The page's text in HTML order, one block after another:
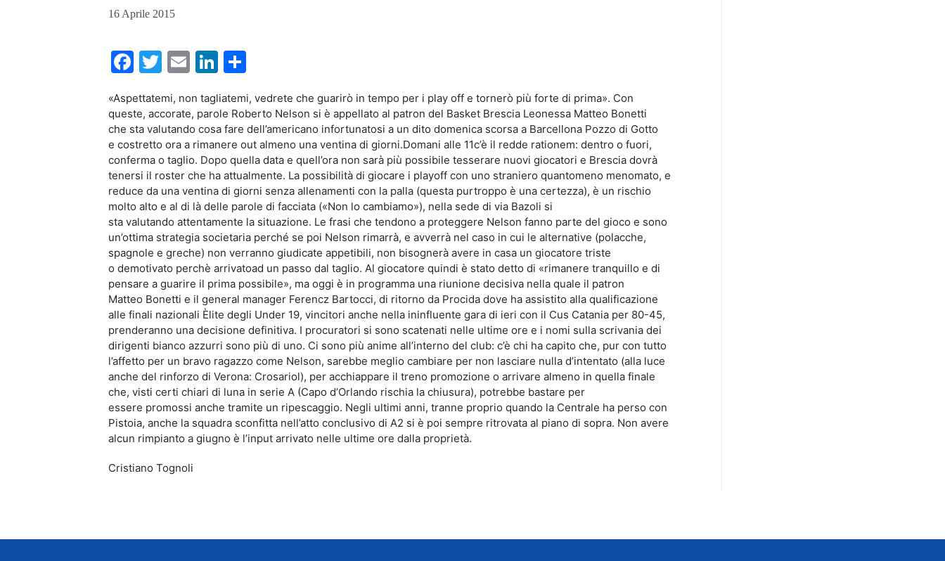
16 Aprile 2015
Facebook
Twitter
EmailLinkedIn
«Aspettatemi, non tagliatemi, vedrete che guarirò in tempo per i play off e tornerò più forte di prima». Con
queste, accorate, parole Roberto Nelson si è appellato al patron del Basket Brescia Leonessa Matteo Bonetti
che sta valutando cosa fare dell’americano infortunatosi a un dito domenica scorsa a Barcellona Pozzo di Gotto
e costretto ora a rimanere out almeno una ventina di giorni.Domani alle 11c’è il redde rationem: dentro o fuori,
conferma o taglio. Dopo quella data e quell’ora non sarà più possibile tesserare nuovi giocatori e Brescia dovrà
tenersi il roster che ha attualmente. La possibilità di giocare i playoff con uno straniero quantomeno menomato, e
reduce da una ventina di giorni senza allenamenti con la palla (questa purtroppo è una certezza), è un rischio
molto alto e al di là delle parole di facciata («Non lo cambiamo»), nella sede di via Bazoli si
sta valutando attentamente la situazione. Le frasi che tendono a proteggere Nelson fanno parte del gioco e sono
un’ottima strategia societaria perché se poi Nelson rimarrà, e avverrà nel caso in cui le alternative (polacche,
spagnole e greche) non verranno giudicate appetibili, non bisognerà avere in casa un giocatore triste
o demotivato perchè arrivatoad un passo dal taglio. Al giocatore quindi è stato detto di «rimanere tranquillo e di
pensare a guarire il prima possibile», ma oggi è in programma una riunione decisiva nella quale il patron
Matteo Bonetti e il general manager Ferencz Bartocci, di ritorno da Procida dove ha assistito alla qualificazione
alle finali nazionali Èlite degli Under 19, vincitori anche nella ininfluente gara di ieri con il Cus Catania per 80-45,
prenderanno una decisione definitiva. I procuratori si sono scatenati nelle ultime ore e i nomi sulla scrivania dei
dirigenti bianco azzurri sono più di uno. Ci sono più anime all’interno del club: c’è chi ha capito che, pur con tutto
l’affetto per un bravo ragazzo come Nelson, sarebbe meglio cambiare per non lasciare nulla d’intentato (alla luce
anche del rinforzo di Verona: Crosariol), per acchiappare il treno promozione o arrivare almeno in quella finale
che, visti certi chiari di luna in serie A (Capo d’Orlando rischia la chiusura), potrebbe bastare per
essere promossi anche tramite un ripescaggio. Negli ultimi anni, tranne proprio quando la Centrale ha perso con
Pistoia, anche la squadra sconfitta nell’atto conclusivo di A2 si è poi sempre ritrovata al piano di sopra. Non avere
alcun rimpianto a giugno è l’input arrivato nelle ultime ore dalla proprietà.
Cristiano Tognoli